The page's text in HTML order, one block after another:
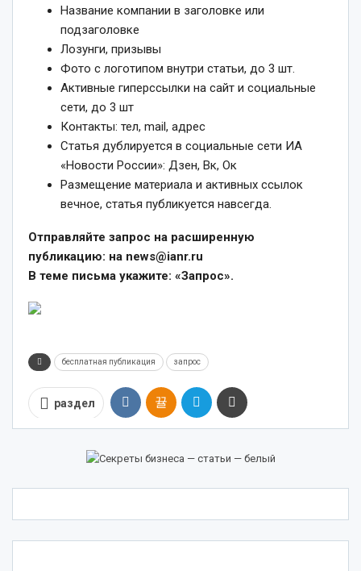
Название компании в заголовке или
подзаголовке
Лозунги, призывы
Фото с логотипом внутри статьи, до 3 шт.
Активные гиперссылки на сайт и социальные
сети, до 3 шт
Контакты: тел, mail, адрес
Статья дублируется в социальные сети ИА
«Новости России»: Дзен, Вк, Ок
Размещение материала и активных ссылок
вечное, статья публикуется навсегда.
Отправляйте запрос на расширенную
публикацию: на news@ianr.ru
В теме письма укажите: «Запрос».
бесплатная публикация запрос
раздел